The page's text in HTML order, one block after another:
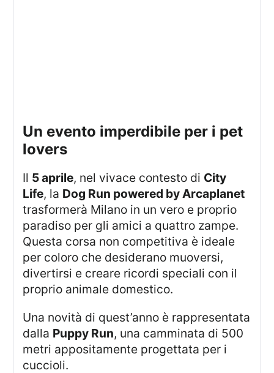
un evento imperdibile per i pet
lovers
Il 5 aprile, nel vivace contesto di City
Life, la Dog Run powered by Arcaplanet
trasformerà Milano in un vero e proprio
paradiso per gli amici a quattro zampe.
Questa corsa non competitiva è ideale
per coloro che desiderano muoversi,
divertirsi e creare ricordi speciali con il
proprio animale domestico.
Una novità di quest’anno è rappresentata
dalla Puppy Run, una camminata di 500
metri appositamente progettata per i
cuccioli.